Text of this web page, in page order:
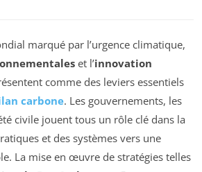
marqué par l’urgence climatique,
et l’innovation
comme des leviers essentiels
carbone. Les gouvernements, les
civile jouent tous un rôle clé dans la
et des systèmes vers une
La mise en œuvre de stratégies telles